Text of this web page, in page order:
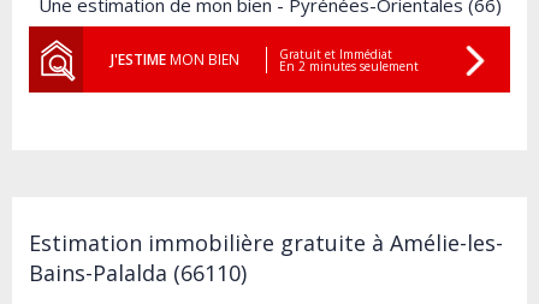
Une estimation de mon bien - Pyrénées-Orientales (66)
J'ESTIMEMON BIEN Gratuit et Immédiat
En 2 minutes seulement
Estimation immobilière gratuite à Amélie-les-
Bains-Palalda (66110)